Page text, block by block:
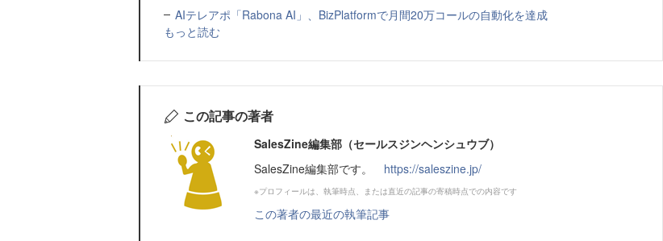
AIテレアポ「Rabona AI」、BizPlatformで月間20万コールの自動化を達成
もっと読む
この記事の著者
SalesZine編集部（セールスジンヘンシュウブ）
SalesZine編集部です。 https://saleszine.jp/
※プロフィールは、執筆時点、または直近の記事の寄稿時点での内容です
この著者の最近の執筆記事